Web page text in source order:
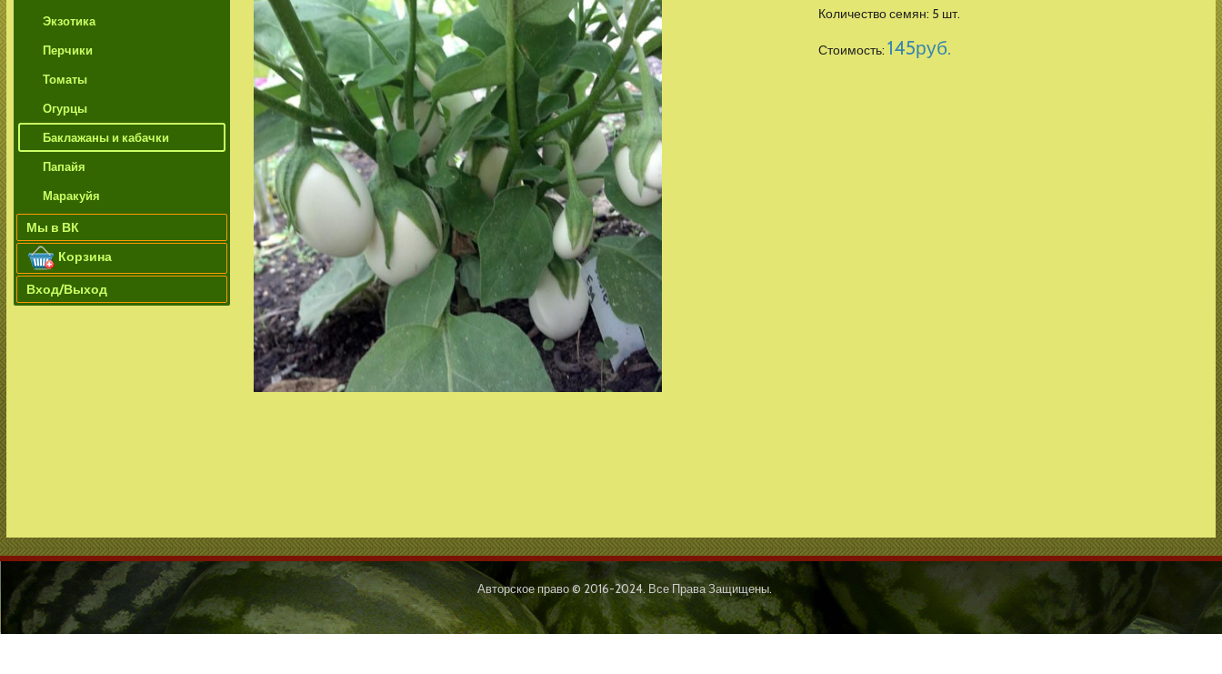
Экзотика
Перчики
Томаты
Огурцы
Баклажаны и кабачки
Папайя
Маракуйя
Мы в ВК
Корзина
Вход/Выход
Количество семян: 5 шт.
Стоимость:145руб.
Авторское право © 2016-2024. Все Права Защищены.